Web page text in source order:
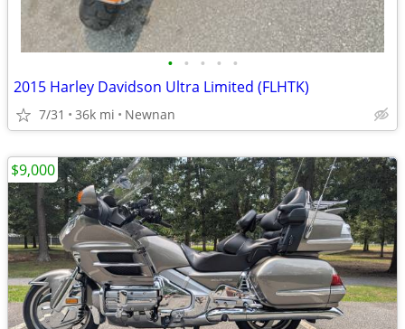
• • • • •
2015 Harley Davidson Ultra Limited (FLHTK)
7/31 36k mi Newnan
$9,000